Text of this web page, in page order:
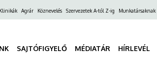
Klinikák Agrár Köznevelés Szervezetek A-tól Z-ig Munkatársaknak
SAJTÓFIGYELŐ MÉDIATÁR HÍRLEVÉL